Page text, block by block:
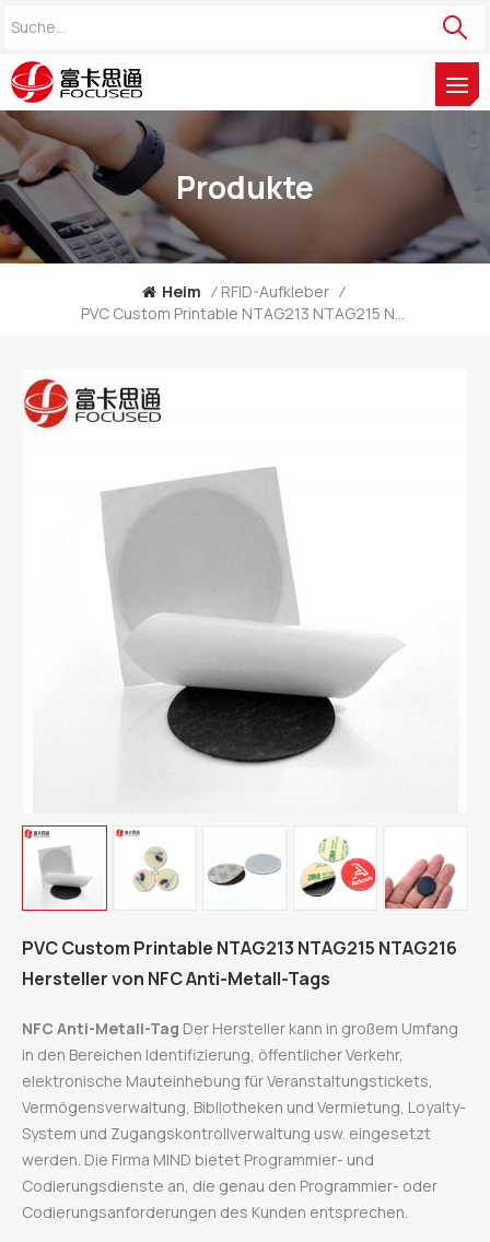
Produkte
Heim / RFID-Aufkleber /
PVC Custom Printable NTAG213 NTAG215 NTAG216 Hersteller Von NFC Anti-Metall-Tags
PVC Custom Printable NTAG213 NTAG215 NTAG216
Hersteller von NFC Anti-Metall-Tags
NFC Anti-Metall-Tag Der Hersteller kann in großem Umfang
in den Bereichen Identifizierung, öffentlicher Verkehr,
elektronische Mauteinhebung für Veranstaltungstickets,
Vermögensverwaltung, Bibliotheken und Vermietung, Loyalty-
System und Zugangskontrollverwaltung usw. eingesetzt
werden. Die Firma MIND bietet Programmier- und
Codierungsdienste an, die genau den Programmier- oder
Codierungsanforderungen des Kunden entsprechen.